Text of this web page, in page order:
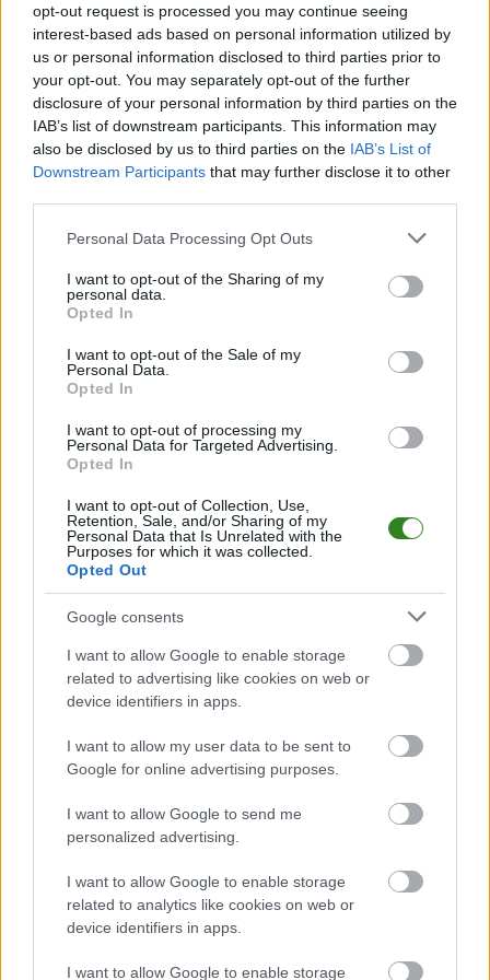
opt-out request is processed you may continue seeing
interest-based ads based on personal information utilized by
us or personal information disclosed to third parties prior to
your opt-out. You may separately opt-out of the further
disclosure of your personal information by third parties on the
IAB’s list of downstream participants. This information may
also be disclosed by us to third parties on the IAB’s List of
Downstream Participants that may further disclose it to other
Please note that this website/app uses one or more Google
not limited to your visit or usage behaviour. You may click to
grant or deny consent to Google and its third-party tags to
use your data for below specified purposes in below Google
consent section.
Personal Data Processing Opt Outs
I want to opt-out of the Sharing of my
personal data.
Opted In
I want to opt-out of the Sale of my
Personal Data.
Opted In
I want to opt-out of processing my
Personal Data for Targeted Advertising.
Opted In
I want to opt-out of Collection, Use,
Retention, Sale, and/or Sharing of my
Personal Data that Is Unrelated with the
Purposes for which it was collected.
Opted Out
Google consents
I want to allow Google to enable storage
related to advertising like cookies on web or
device identifiers in apps.
I want to allow my user data to be sent to
Google for online advertising purposes.
I want to allow Google to send me
personalized advertising.
I want to allow Google to enable storage
related to analytics like cookies on web or
device identifiers in apps.
I want to allow Google to enable storage
portalu. Możliwe jednak, że nigdzie nie pojawi się stream online z tego
pojedynku. Śledź portal podkarpacieLIVE.pl i bądź na bieżąco.
Asseco Resovia Developres Rzeszów ITA TOOLS Stal Mielec
Cellfast Wilki Krosno Texom Stal Rzeszów Stal Mielec
Motor Lublin Stal Rzeszów| Stal Stalowa Wola| Wisła Kraków
Wieczysta Kraków
Siarka Tarnobrzeg Wisłoka Dębica 4 liga podkarpacka
JKS Jarosław|Karpaty Krosno
Mecze dziś|Wyniki LIVE Transmisje O nas Kontakt|
Polityka prywatności